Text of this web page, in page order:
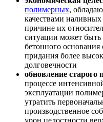
полимерных,
качествами
причине их
ситуации может
бетонного
придания более
долговечности
обновление старого
процессе
эксплуатации
утратить
производственное
урон целостности